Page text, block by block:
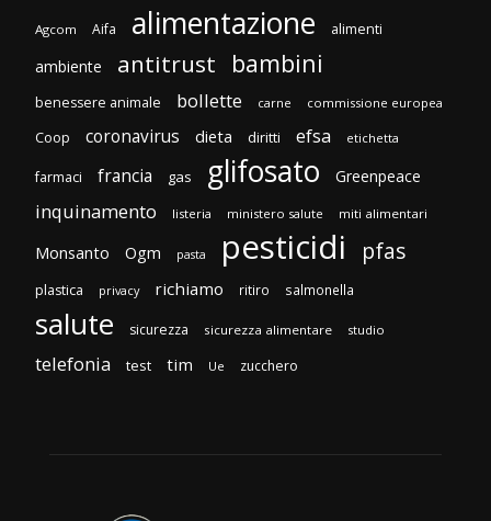
Agcom Aifa alimentazione alimenti
ambiente antitrust bambini
benessere animale bollette carne commissione europea
Coop coronavirus dieta diritti efsa etichetta
farmaci francia gas glifosato Greenpeace
inquinamento listeria ministero salute miti alimentari
Monsanto Ogm pasta pesticidi pfas
plastica privacy richiamo ritiro salmonella
salute sicurezza sicurezza alimentare studio
telefonia test tim Ue zucchero